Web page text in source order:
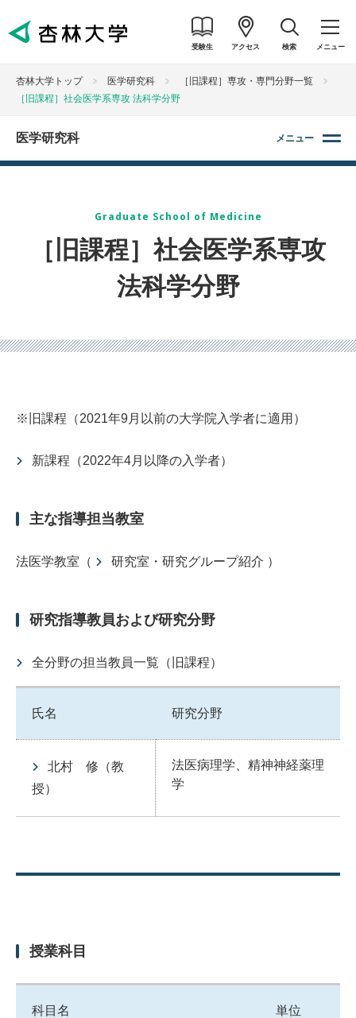
受験生 アクセス 検索 メニュー
杏林大学トップ 医学研究科
［旧課程］専攻・専門分野一覧
［旧課程］社会医学系専攻 法科学分野
医学研究科 メニュー
Graduate School of Medicine
［旧課程］社会医学系専攻
法科学分野
※旧課程（2021年9月以前の大学院入学者に適用）
新課程（2022年4月以降の入学者）
主な指導担当教室
法医学教室（ 研究室・研究グループ紹介 ）
研究指導教員および研究分野
全分野の担当教員一覧（旧課程）
氏名 研究分野
北村 修 （教
授）
法医病理学、精神神経薬理
学
授業科目
科目名 単位